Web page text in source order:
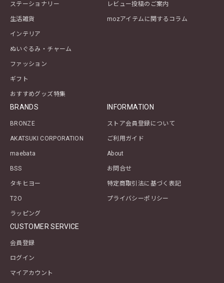
ステーショナリー
生活雑貨
インテリア
ぬいぐるみ・チャーム
ファッション
ギフト
おすすめグッズ特集
レビュー投稿のご案内
mozアイテムに関するコラム
BRANDS
BRONZE
AKATSUKI CORPORATION
maebata
BSS
タキヒヨー
T2O
ラッピング
INFORMATION
ストア会員登録について
ご利用ガイド
About
お問合せ
特定商取引法に基づく表記
プライバシーポリシー
CUSTOMER SERVICE
会員登録
ログイン
マイアカウント